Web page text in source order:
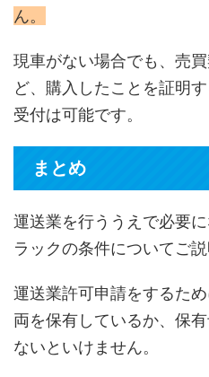
ん。
現車がない場合でも、売
ど、購入したことを証明
受付は可能です。
まとめ
運送業を行ううえで必要
ラックの条件についてご説
運送業許可申請をするた
両を保有しているか、保
ないといけません。